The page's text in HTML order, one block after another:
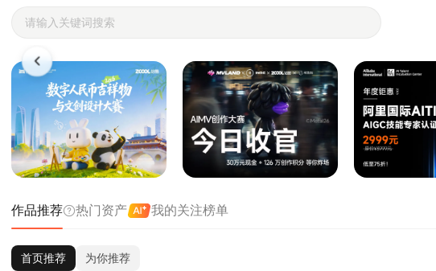
站酷ZCOOL - 设计师们都在站酷
作品推荐 热门资产 我的关注榜单
首页推荐 为你推荐